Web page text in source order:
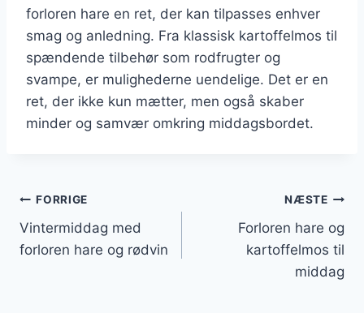
forloren hare en ret, der kan tilpasses enhver
smag og anledning. Fra klassisk kartoffelmos til
spændende tilbehør som rodfrugter og
svampe, er mulighederne uendelige. Det er en
ret, der ikke kun mætter, men også skaber
minder og samvær omkring middagsbordet.
Indlægsnavigation
FORRIGE
Vintermiddag med
forloren hare og rødvin
NÆSTE
Forloren hare og
kartoffelmos til
middag